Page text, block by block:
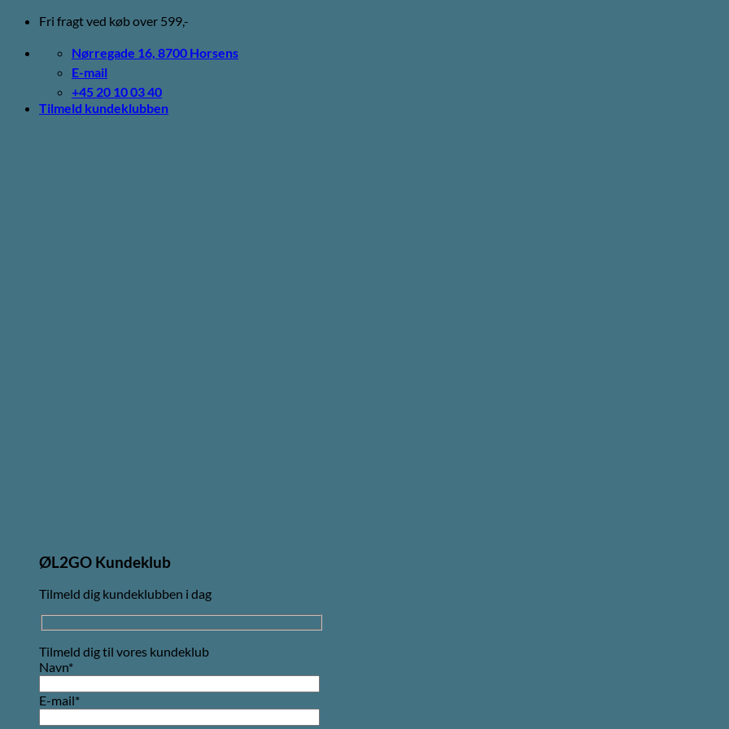
Fortsæt
indhold
Fri fragt ved køb over 599,-
Nørregade 16, 8700 Horsens
E-mail
+45 20 10 03 40
Tilmeld kundeklubben
ØL2GO Kundeklub
Tilmeld dig kundeklubben i dag
Tilmeld dig til vores kundeklub
Navn*
E-mail*